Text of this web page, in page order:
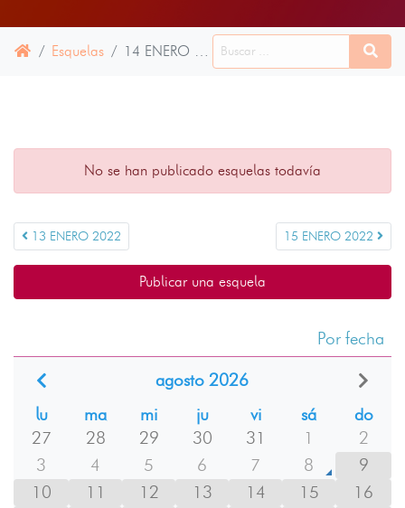
Esquelas 14 ENERO 2022
No se han publicado esquelas todavía
13 ENERO 2022 15 ENERO 2022
Publicar una esquela
Por fecha
agosto 2026
lu
ma mi ju vi sá
do
27
28 29 30 31 1
2
3
4 5 6 7 8
9
10
11 12 13 14 15
16